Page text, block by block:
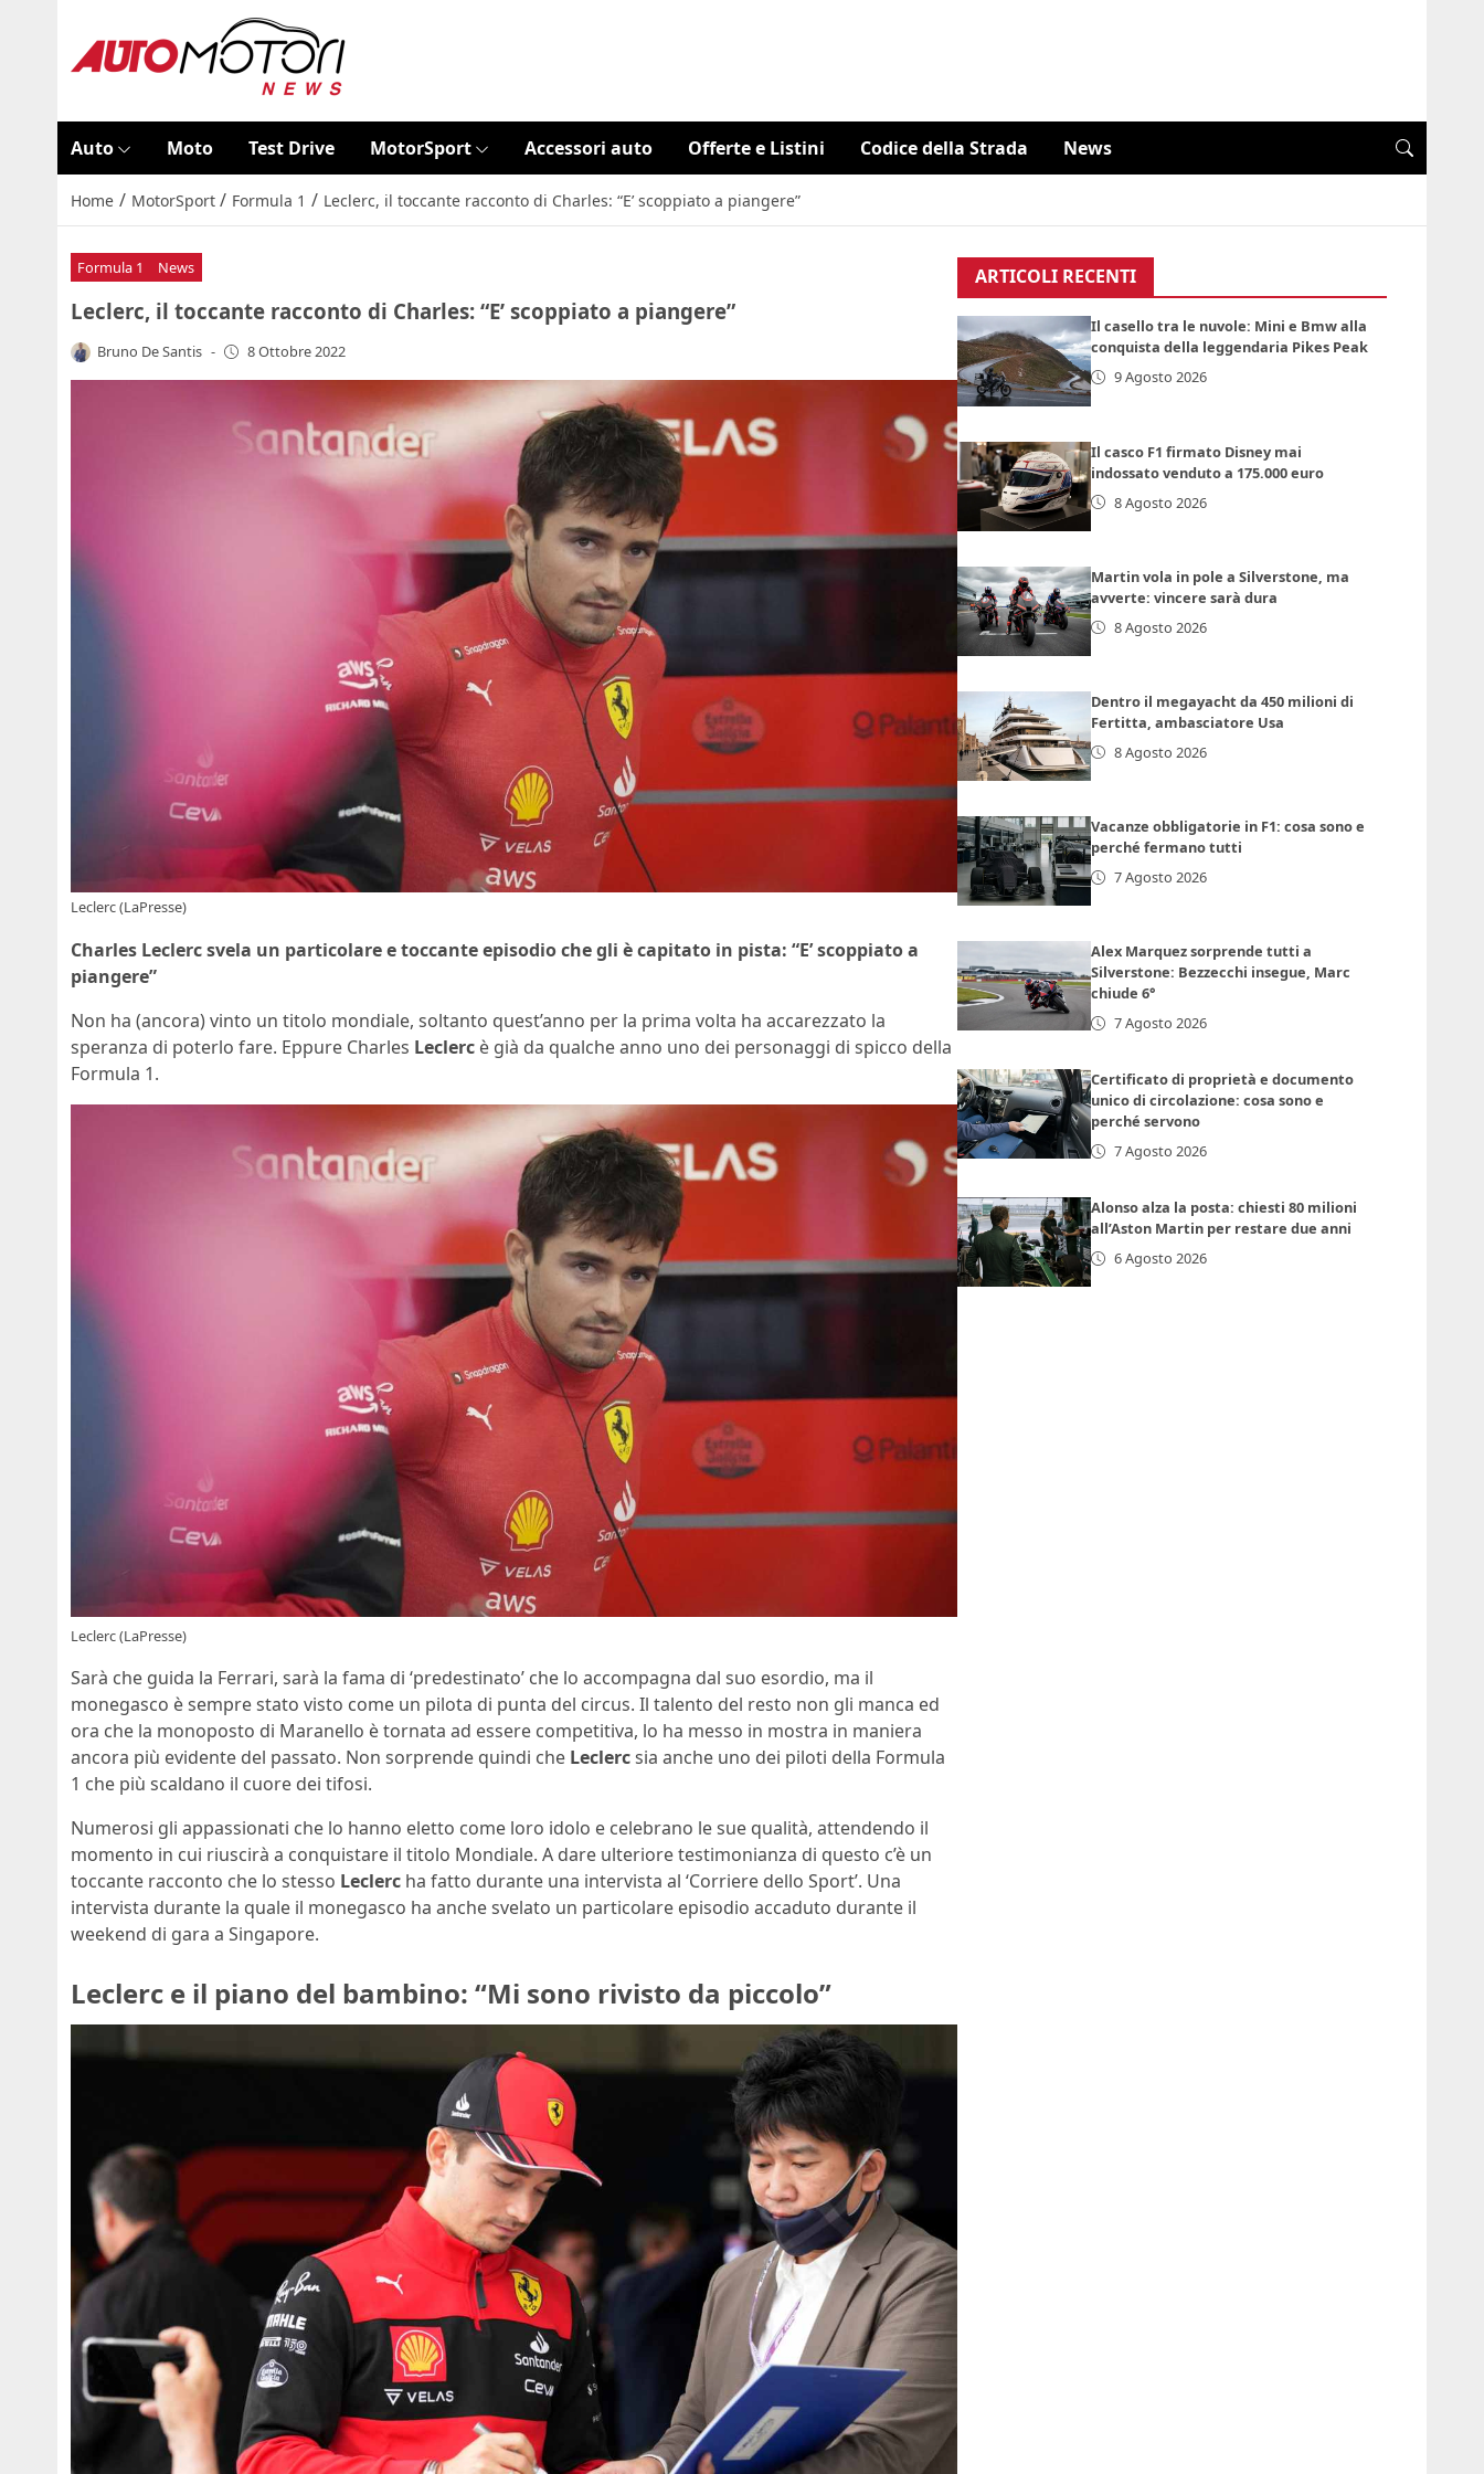
Auto Moto Test Drive MotorSport Accessori auto Offerte e Listini Codice della Strada News
Home / MotorSport / Formula 1 / Leclerc, il toccante racconto di Charles: “E’ scoppiato a piangere”
Formula 1 News
Leclerc, il toccante racconto di Charles: “E’ scoppiato a piangere”
Bruno De Santis - 8 Ottobre 2022
Leclerc (LaPresse)
Charles Leclerc svela un particolare e toccante episodio che gli è capitato in pista: “E’ scoppiato a
piangere”
Non ha (ancora) vinto un titolo mondiale, soltanto quest’anno per la prima volta ha accarezzato la
speranza di poterlo fare. Eppure Charles Leclerc è già da qualche anno uno dei personaggi di spicco della
Formula 1.
Leclerc (LaPresse)
Sarà che guida la Ferrari, sarà la fama di ‘predestinato’ che lo accompagna dal suo esordio, ma il
monegasco è sempre stato visto come un pilota di punta del circus. Il talento del resto non gli manca ed
ora che la monoposto di Maranello è tornata ad essere competitiva, lo ha messo in mostra in maniera
ancora più evidente del passato. Non sorprende quindi che Leclercsia anche uno dei piloti della Formula
1 che più scaldano il cuore dei tifosi.
Numerosi gli appassionati che lo hanno eletto come loro idolo e celebrano le sue qualità, attendendo il
momento in cui riuscirà a conquistare il titolo Mondiale. A dare ulteriore testimonianza di questo c’è un
toccante racconto che lo stesso Leclerc ha fatto durante una intervista al ‘Corriere dello Sport’. Una
intervista durante la quale il monegasco ha anche svelato un particolare episodio accaduto durante il
weekend di gara a Singapore.
Leclerc e il piano del bambino: “Mi sono rivisto da piccolo”
ARTICOLI RECENTI
Il casello tra le nuvole: Mini e Bmw alla
conquista della leggendaria Pikes Peak
9 Agosto 2026
Il casco F1 firmato Disney mai
indossato venduto a 175.000 euro
8 Agosto 2026
Martin vola in pole a Silverstone, ma
avverte: vincere sarà dura
8 Agosto 2026
Dentro il megayacht da 450 milioni di
Fertitta, ambasciatore Usa
8 Agosto 2026
Vacanze obbligatorie in F1: cosa sono e
perché fermano tutti
7 Agosto 2026
Alex Marquez sorprende tutti a
Silverstone: Bezzecchi insegue, Marc
chiude 6°
7 Agosto 2026
Certificato di proprietà e documento
unico di circolazione: cosa sono e
perché servono
7 Agosto 2026
Alonso alza la posta: chiesti 80 milioni
all’Aston Martin per restare due anni
6 Agosto 2026